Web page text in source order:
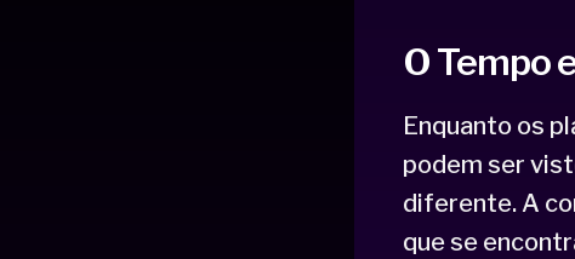
O Tempo
Enquanto os
podem ser
diferente. A
que se